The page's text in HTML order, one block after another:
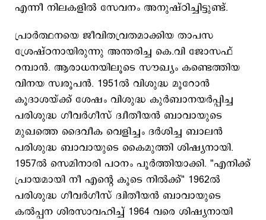
എന്നീ നിലകളിൽ സേവനം അനുഷ്ഠിച്ചിട്ടുണ്ട്.
പ്രാർത്ഥനയെ ജീവിതവ്രതമാക്കിയ താപസ
ശ്രേഷ്ഠനായിരുന്നു അന്തരിച്ച കെ.വി ജോസഫ്
റമ്പാൻ. ആരാധനയിലൂടെ സൗഖ്യം കണ്ടെത്തിയ
വിനയ സ്വരൂപൻ. 1951ൽ വിശുദ്ധ മൂറോൻ
കൂദാശയ്ക്ക് ശേഷം വിശുദ്ധ കുർബാനയർപ്പിച്ച
പരിശുദ്ധ ​ഗീവർ​ഗീസ് ദ്വീതീയൻ ബാവായുടെ
മുഖത്തെ ദൈവീക വെളിച്ചം ദർശിച്ച ബാലൻ
പരിശുദ്ധ ബാവായുടെ കൈമുത്തി ശിഷ്യനായി.
1957ൽ സെമിനാരി പഠനം പൂർത്തിയാക്കി. "എനിക്ക്
പ്രായമായി നീ എന്റെ കൂടെ നിൽക്ക്" 1962ൽ
പരിശുദ്ധ ​ഗീവർ​ഗീസ് ദ്വിതീയൻ ബാവായുടെ
കൽപ്പന ശിരസാവഹിച്ച് 1964 വരെ ശിഷ്യനായി